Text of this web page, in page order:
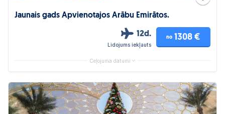
Jaunais gads Apvienotajos Arābu Emirātos.
12d.
Lidojums iekļauts
no 1308 €
Ceļojuma datumi